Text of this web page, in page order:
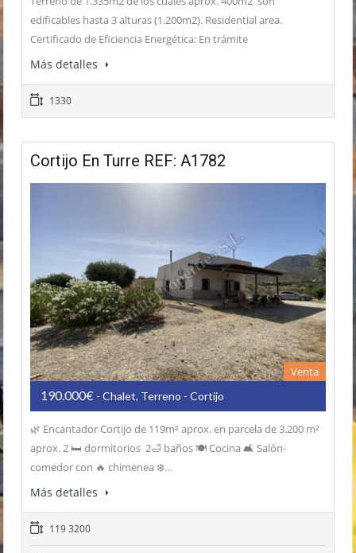
edificables hasta 3 alturas (1.200m2). Residential area.
Certificado de Eficiencia Energética: En trámite
Más detalles
1330
Cortijo En Turre REF: A1782
Venta
190.000€ - Chalet, Terreno - Cortijo
🌿 Encantador Cortijo de 119m² aprox. en parcela de 3.200 m²
aprox. 2 🛏️ dormitorios 2🛁 baños 🍽️ Cocina 🛋️ Salón-
comedor con 🔥 chimenea ❄️…
Más detalles
119 3200